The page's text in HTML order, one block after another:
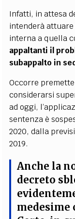
Infatti, in attesa
intenderà attuare
interna a quella
appaltanti il
subappalto in
Occorre
considerarsi
ad oggi,
sentenza è
2020, dalla
2019.
Anche la
decreto
medesime